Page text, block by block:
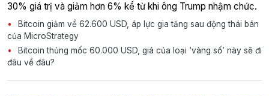
30% giá trị và giảm hơn 6% kể từ khi ông Trump nhậm chức.
Bitcoin giảm về 62.600 USD, áp lực gia tăng sau động thái bán
của MicroStrategy
Bitcoin thủng mốc 60.000 USD, giá của loại ‘vàng số’ này sẽ đi
đâu về đâu?